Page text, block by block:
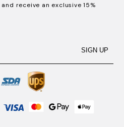
receive an exclusive 15%
SIGN UP